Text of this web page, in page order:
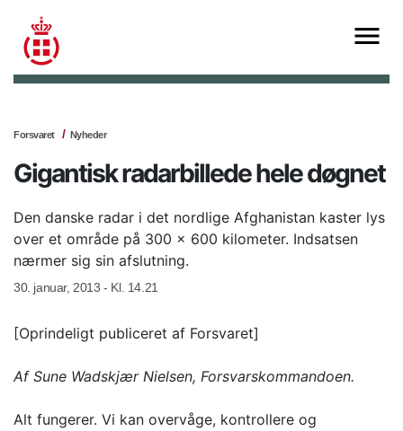
Forsvaret Nyheder
Gigantisk radarbillede hele døgnet
Den danske radar i det nordlige Afghanistan kaster lys
over et område på 300 x 600 kilometer. Indsatsen
nærmer sig sin afslutning.
30. januar, 2013 - Kl. 14.21
[Oprindeligt publiceret af Forsvaret]
Af Sune Wadskjær Nielsen, Forsvarskommandoen.
Alt fungerer. Vi kan overvåge, kontrollere og